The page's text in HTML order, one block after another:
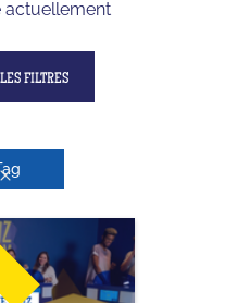
actuellement
FILTRES